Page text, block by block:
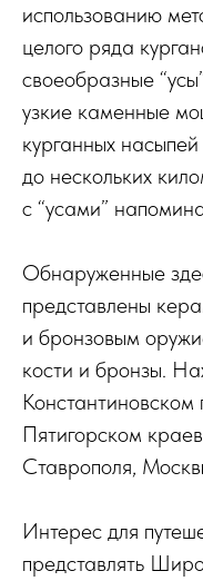
использованию
целого ряда
своеобразные
узкие каменные
курганных
до нескольких
с “усами”
Обнаруженные
представлены
и бронзовым
кости и бронзы.
Константиновском
Пятигорском
Ставрополя,
Интерес для
представлять